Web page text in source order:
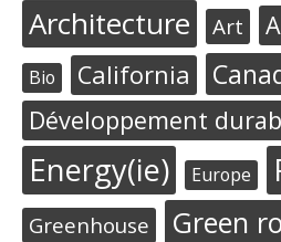
Architecture Art
Bio California
Développement
Energy(ie) Europe
Greenhouse Green